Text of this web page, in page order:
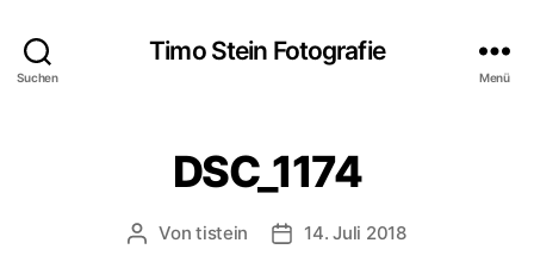
Suchen
Timo Stein Fotografie
Menü
DSC_1174
Beitragsautor
Vontistein Veröffentlichungsdatum
14. Juli 2018